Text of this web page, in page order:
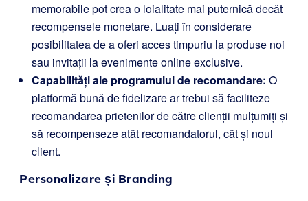
memorabile pot crea o loialitate mai puternică decât
recompensele monetare. Luați în considerare
posibilitatea de a oferi acces timpuriu la produse noi
sau invitații la evenimente online exclusive.
Capabilități ale programului de recomandare: O
platformă bună de fidelizare ar trebui să faciliteze
recomandarea prietenilor de către clienții mulțumiți și
să recompenseze atât recomandatorul, cât și noul
client.
Personalizare și Branding